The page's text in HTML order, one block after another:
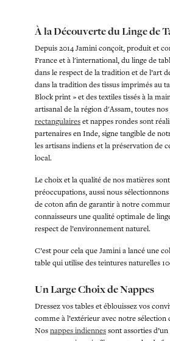
À la Découverte du Linge de
Depuis 2014 Jamini conçoit, produit et
France et à l'international, du linge de
dans le respect de la tradition et de l’art
dans la tradition des tissus imprimés au
Block print » et des textiles tissés à la
artisanal de la région d'Assam, toutes nos
rectangulaireset nappes rondes sont
partenaires en Inde, signe tangible de
les artisans indiens et la préservation de
local.
Le choix et la qualité de nos matières
préoccupations, aussi nous
de coton afin de garantir à notre
connaisseurs une qualité optimale de
respect de l’environnement naturel.
C’est pour cela que Jamini a lancé une
table qui utilise des teintures naturelles
Un Large Choix de Nappes
Dressez vos tables et éblouissez vos
comme à l’extérieur avec notre sélection
Nosnappes indiennessont assorties